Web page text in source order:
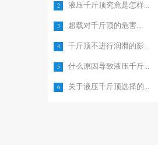
2 液压千斤顶究竟是怎样...
3 超载对千斤顶的危害...
4 千斤顶不进行润滑的影...
5 什么原因导致液压千斤...
6 关于液压千斤顶选择的...